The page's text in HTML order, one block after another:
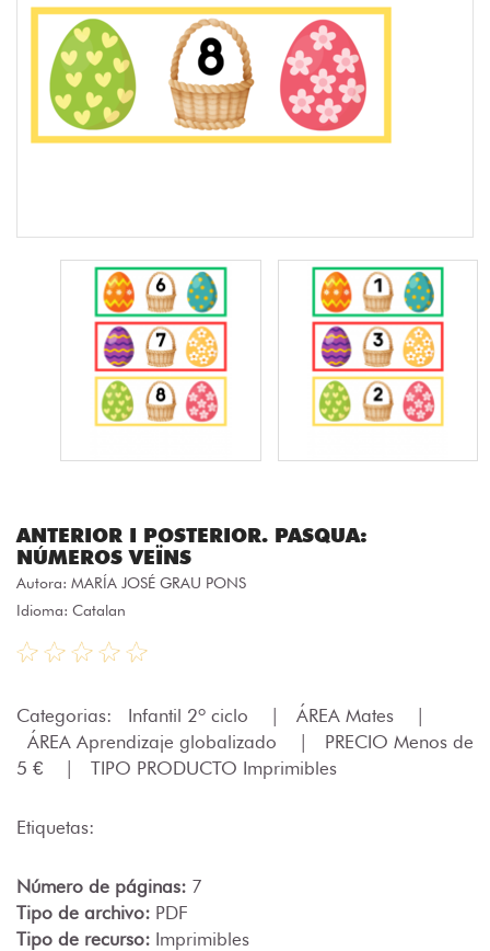
ANTERIOR I POSTERIOR. PASQUA:
NÚMEROS VEÏNS
Autora: MARÍA JOSÉ GRAU PONS
Idioma: Catalan
Categorias: Infantil 2º ciclo | ÁREA Mates
|
ÁREA Aprendizaje globalizado
|
PRECIO Menos de
5 €
| TIPO PRODUCTO Imprimibles
Etiquetas:
Número de páginas: 7
Tipo de archivo: PDF
Tipo de recurso: Imprimibles